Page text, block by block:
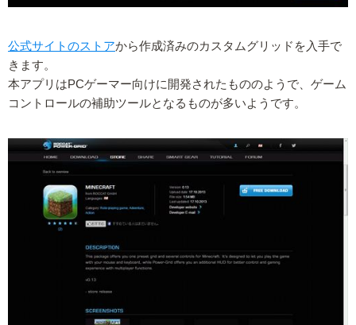
公式サイトのストアから作成済みのカスタムグリッドを入手で
きます。
本アプリはPCゲーマー向けに開発されたもののようで、ゲーム
コントロールの補助ツールとなるものが多いようです。